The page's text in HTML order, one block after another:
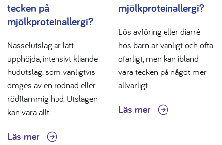
tecken på
mjölkproteinallergi?
Nässelutslag är lätt
upphöjda, intensivt kliande
hudutslag, som vanligtvis
omges av en rodnad eller
rödflammig hud. Utslagen
kan vara allt...
Läs mer
mjölkproteinallergi?
Lös avföring eller diarré
hos barn är vanligt och ofta
ofarligt, men kan ibland
vara tecken på något mer
allvarligt....
Läs mer